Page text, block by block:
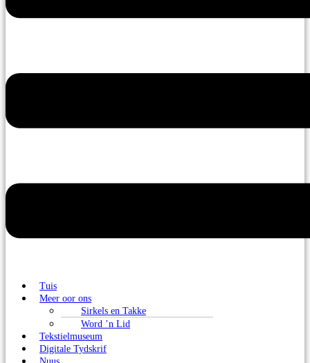
Tuis
Meer oor ons
Sirkels en Takke
Word ’n Lid
Tekstielmuseum
Digitale Tydskrif